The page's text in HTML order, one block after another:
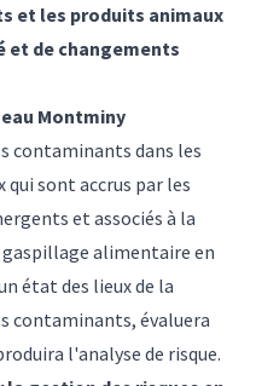
et les produits animaux
et de changements
Montminy
contaminants dans les
sont accrus par les
et associés à la
alimentaire en
état des lieux de la
contaminants, évaluera
l'analyse de risque.